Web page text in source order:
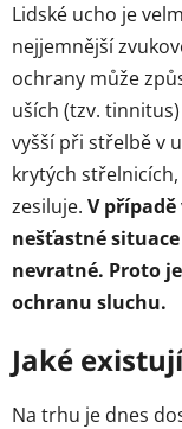
Lidské ucho je
nejjemnější
ochrany může
uších (tzv.
vyšší při střelbě v
krytých
zesiluje. V
nešťastné
nevratné. Proto
ochranu sluchu.
Jaké
Na trhu je dnes